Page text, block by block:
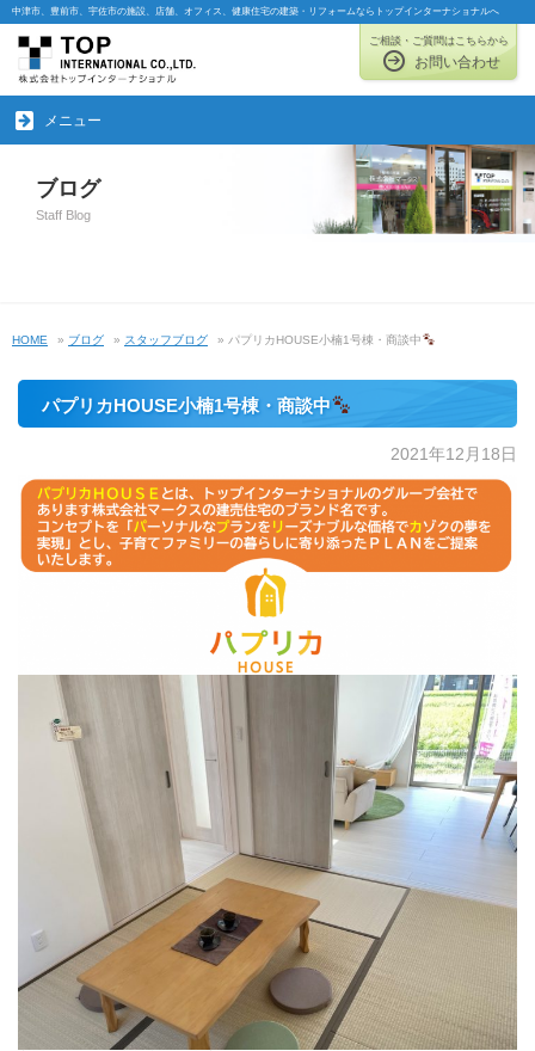
中津市、豊前市、宇佐市の施設、店舗、オフィス、健康住宅の建築・リフォームならトップインターナショナルへ
ご相談・ご質問はこちらから
お問い合わせ
メニュー
ブログ
Staff Blog
HOME » ブログ » スタッフブログ » パプリカHOUSE小楠1号棟・商談中
パプリカHOUSE小楠1号棟・商談中
2021年12月18日